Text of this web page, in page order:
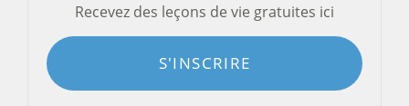
Recevez des leçons de vie gratuites ici
S'INSCRIRE